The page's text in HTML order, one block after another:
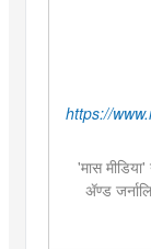
https://
'मास
ॲण्ड
दै.'मुंबई
संगीत, वाचन,